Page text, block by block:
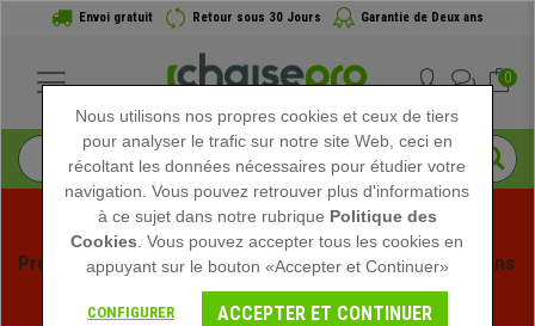
Envoi gratuit Retour sous 30 Jours Garantie de Deux ans
0
Profitez des soldes d'été chez Chaisepro ! Des réductions
exclusives pour une durée limitée - Voir l'offre
Nous utilisons nos propres cookies et ceux de tiers
pour analyser le trafic sur notre site Web, ceci en
récoltant les données nécessaires pour étudier votre
navigation. Vous pouvez retrouver plus d'informations
à ce sujet dans notre rubrique Politique des
Cookies . Vous pouvez accepter tous les cookies en
appuyant sur le bouton «Accepter et Continuer»
CONFIGURER ACCEPTER ET CONTINUER